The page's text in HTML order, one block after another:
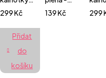
extra
jemné -
Cute dogs
299Kč
prefold
mikrovlákno
139Kč 299
Přidat
do
košíku